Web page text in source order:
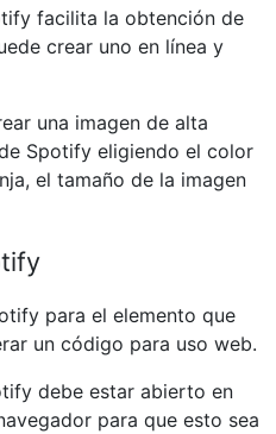
facilita la obtención de
crear uno en línea y
una imagen de alta
Spotify eligiendo el color
el tamaño de la imagen
para el elemento que
un código para uso web.
debe estar abierto en
para que esto sea